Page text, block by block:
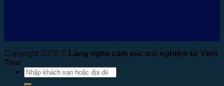
Copyright 2026 © Lắng nghe cảm xúc trải nghiệm từ Vinh
Tour
Tìm
kiếm: